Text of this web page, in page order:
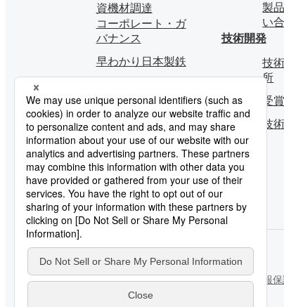
資機材調達
コーポレート・ガ
バナンス
早わかり日本製鉄
製
い
技術開発
技
所
受
技
ご利用にあたってソーシャルメディアポリシー個人情報